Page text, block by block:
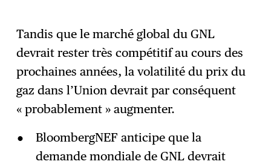
Tandis que le marché global du GNL
devrait rester très compétitif au cours des
prochaines années, la volatilité du prix du
gaz dans l’Union devrait par conséquent
« probablement » augmenter.
BloombergNEF anticipe que la
demande mondiale de GNL devrait